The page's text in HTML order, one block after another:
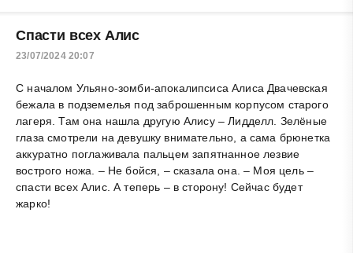
Спасти всех Алис
23/07/2024 20:07
С началом Ульяно-зомби-апокалипсиса Алиса Двачевская
бежала в подземелья под заброшенным корпусом старого
лагеря. Там она нашла другую Алису – Лидделл. Зелёные
глаза смотрели на девушку внимательно, а сама брюнетка
аккуратно поглаживала пальцем запятнанное лезвие
вострого ножа. – Не бойся, – сказала она. – Моя цель –
спасти всех Алис. А теперь – в сторону! Сейчас будет
жарко!